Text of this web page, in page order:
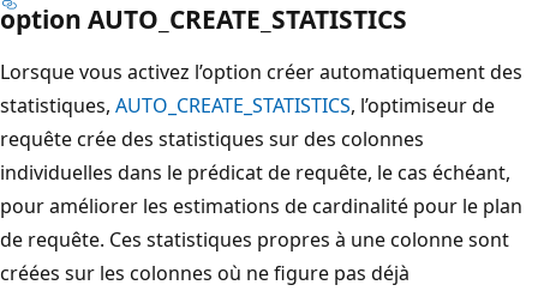
option AUTO_CREATE_STATISTICS
Lorsque vous activez l’option créer automatiquement des
statistiques, AUTO_CREATE_STATISTICS, l’optimiseur de
requête crée des statistiques sur des colonnes
individuelles dans le prédicat de requête, le cas échéant,
pour améliorer les estimations de cardinalité pour le plan
de requête. Ces statistiques propres à une colonne sont
créées sur les colonnes où ne figure pas déjà